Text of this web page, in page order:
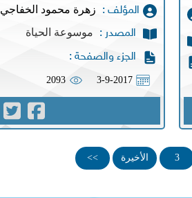
المؤلف : زهرة محمود الخفاجي
المصدر : موسوعة الحياة
الجزء والصفحة :
3-9-2017
2093
3 الأخيرة >>